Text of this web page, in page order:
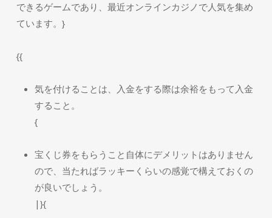
できるゲームであり、最近オンラインカジノで人気を集め
ています。}
{{
気を付けることは、入金をする際は余裕をもって入金
すること。
{
宝くじ券をもらうこと自体にデメリットはありません
ので、当たればラッキーくらいの感覚で構えておくの
が良いでしょう。
|}{